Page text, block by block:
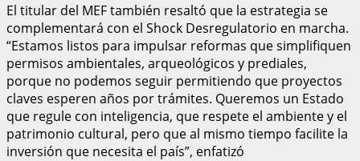
El titular del MEF también resaltó que la estrategia se
complementará con el Shock Desregulatorio en marcha.
“Estamos listos para impulsar reformas que simplifiquen
permisos ambientales, arqueológicos y prediales,
porque no podemos seguir permitiendo que proyectos
claves esperen años por trámites. Queremos un Estado
que regule con inteligencia, que respete el ambiente y el
patrimonio cultural, pero que al mismo tiempo facilite la
inversión que necesita el país”, enfatizó